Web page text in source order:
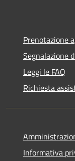
Prenotazione
Segnalazione
Leggi le FAQ
Richiesta
Informativa